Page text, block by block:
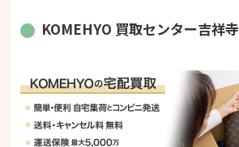
KOMEHYO 買取センター吉祥寺